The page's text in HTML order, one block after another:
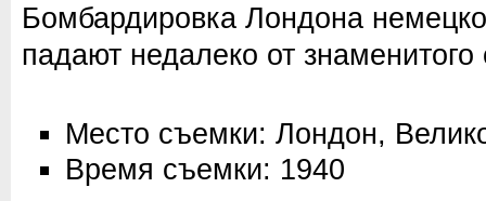
Бомбардировка Лондона
падают недалеко от
Место съемки: Лондон,
Время съемки: 1940